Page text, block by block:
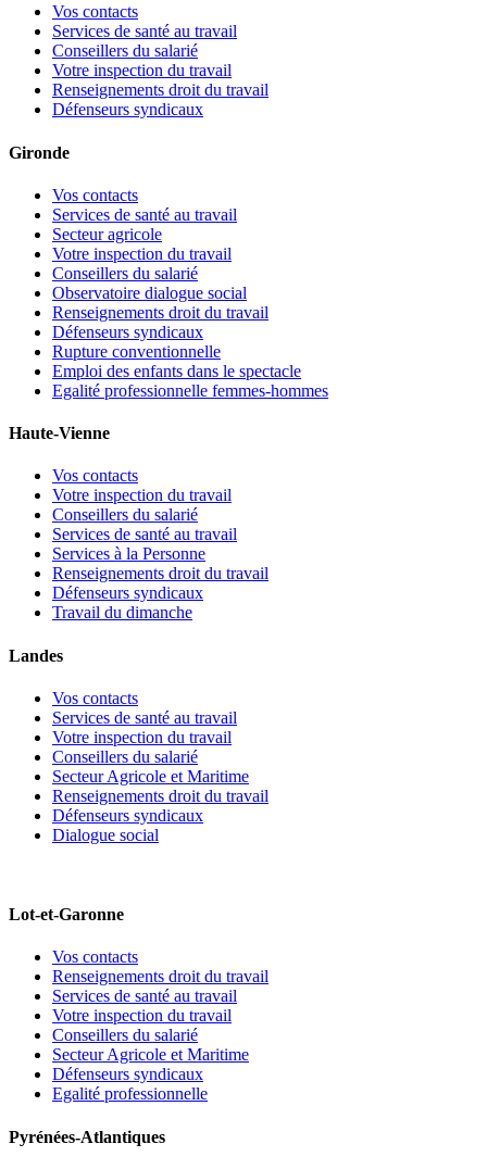
Vos contacts
Services de santé au travail
Conseillers du salarié
Votre inspection du travail
Renseignements droit du travail
Défenseurs syndicaux
Gironde
Vos contacts
Services de santé au travail
Secteur agricole
Votre inspection du travail
Conseillers du salarié
Observatoire dialogue social
Renseignements droit du travail
Défenseurs syndicaux
Rupture conventionnelle
Emploi des enfants dans le spectacle
Egalité professionnelle femmes-hommes
Haute-Vienne
Vos contacts
Votre inspection du travail
Conseillers du salarié
Services de santé au travail
Services à la Personne
Renseignements droit du travail
Défenseurs syndicaux
Travail du dimanche
Landes
Vos contacts
Services de santé au travail
Votre inspection du travail
Conseillers du salarié
Secteur Agricole et Maritime
Renseignements droit du travail
Défenseurs syndicaux
Dialogue social
Lot-et-Garonne
Vos contacts
Renseignements droit du travail
Services de santé au travail
Votre inspection du travail
Conseillers du salarié
Secteur Agricole et Maritime
Défenseurs syndicaux
Egalité professionnelle
Pyrénées-Atlantiques